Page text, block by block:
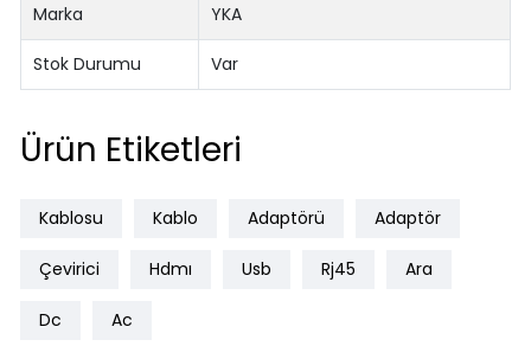
Marka YKA
Stok Durumu Var
Ürün Etiketleri
Kablosu Kablo Adaptörü Adaptör
Çevirici Hdmı Usb Rj45 Ara
Dc Ac